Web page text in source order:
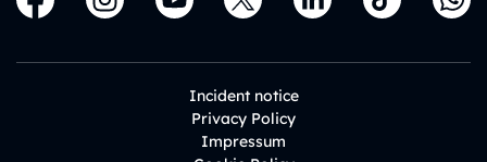
Incident notice
Privacy Policy
Impressum